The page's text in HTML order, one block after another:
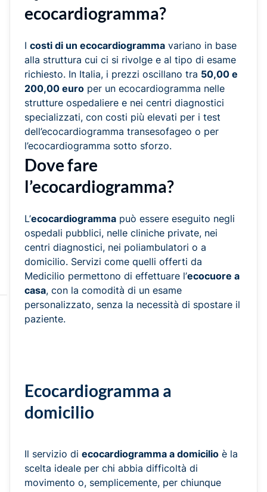
ecocardiogramma?
I costi di un ecocardiogramma variano in base
alla struttura cui ci si rivolge e al tipo di esame
richiesto. In Italia, i prezzi oscillano tra 50,00 e
200,00 euro per un ecocardiogramma nelle
strutture ospedaliere e nei centri diagnostici
specializzati, con costi più elevati per i test
dell’ecocardiogramma transesofageo o per
l’ecocardiogramma sotto sforzo.
Dove fare
l’ecocardiogramma?
L’ecocardiogramma può essere eseguito negli
ospedali pubblici, nelle cliniche private, nei
centri diagnostici, nei poliambulatori o a
domicilio. Servizi come quelli offerti da
Medicilio permettono di effettuare l’ecocuore a
casa, con la comodità di un esame
personalizzato, senza la necessità di spostare il
paziente.
Ecocardiogramma a
domicilio
Il servizio di ecocardiogramma a domicilio è la
scelta ideale per chi abbia difficoltà di
movimento o, semplicemente, per chiunque